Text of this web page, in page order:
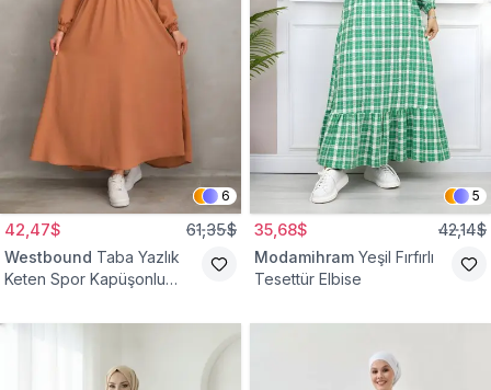
6
42,47$ 61,35$
Westbound Taba Yazlık
Keten Spor Kapüşonlu
Tesettür Elbise
5
35,68$ 42,14$
Modamihram Yeşil Fırfırlı
Tesettür Elbise